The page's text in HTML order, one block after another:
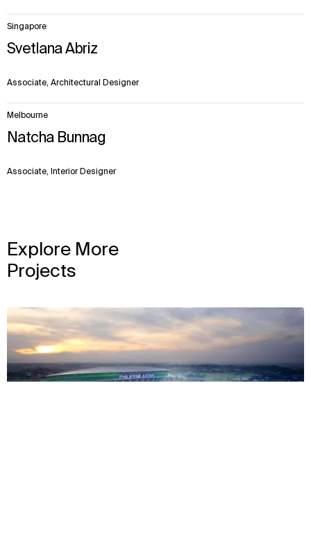
Svetlana Abriz
Associate, Architectural Designer
Singapore
Natcha Bunnag
Associate, Interior Designer
Melbourne
Explore More
Projects
View